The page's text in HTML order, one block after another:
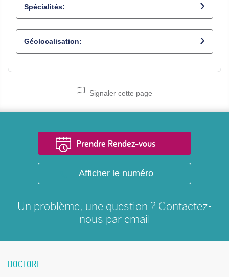
Spécialités:
Médecin généraliste
Géolocalisation:
Signaler cette page
Prendre Rendez-vous
Afficher le numéro
Un problème, une question ? Contactez-
nous par email
DOCTORI